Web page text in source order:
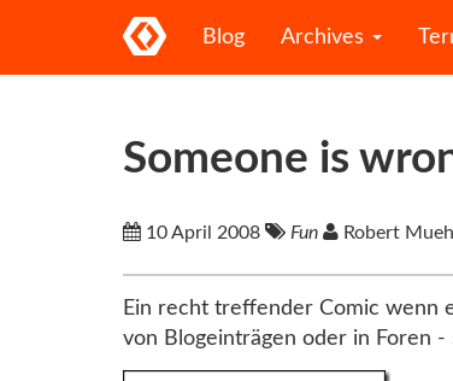
Blog Archives
Someone is
10 April 2008 Fun Robert
Ein recht treffender Comic wenn
von Blogeinträgen oder in Foren -